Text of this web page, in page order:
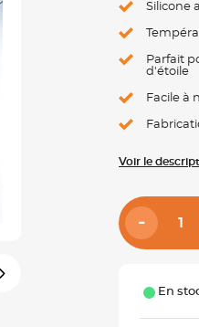
Silicone
Parfait
d'étoile
Facile à
Voir le
En